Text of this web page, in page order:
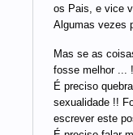
os Pais, e vice
Algumas vezes
Mas se as
fosse melhor ...
É preciso
sexualidade !!
escrever este